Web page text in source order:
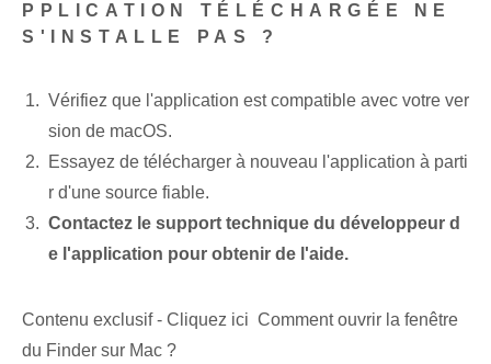
PPLICATION TÉLÉCHARGÉE NE
S'INSTALLE PAS ?
Vérifiez que l'application est compatible avec votre ver
sion de macOS.
Essayez de télécharger à nouveau l'application à parti
r d'une source fiable.
Contactez le support technique du développeur d
e l'application pour obtenir de l'aide.
Contenu exclusif - Cliquez ici Comment ouvrir la fenêtre
du Finder sur Mac ?